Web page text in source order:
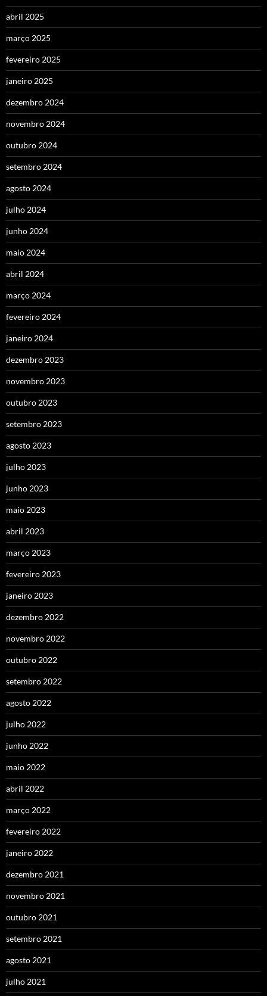
abril 2025
março 2025
fevereiro 2025
janeiro 2025
dezembro 2024
novembro 2024
outubro 2024
setembro 2024
agosto 2024
julho 2024
junho 2024
maio 2024
abril 2024
março 2024
fevereiro 2024
janeiro 2024
dezembro 2023
novembro 2023
outubro 2023
setembro 2023
agosto 2023
julho 2023
junho 2023
maio 2023
abril 2023
março 2023
fevereiro 2023
janeiro 2023
dezembro 2022
novembro 2022
outubro 2022
setembro 2022
agosto 2022
julho 2022
junho 2022
maio 2022
abril 2022
março 2022
fevereiro 2022
janeiro 2022
dezembro 2021
novembro 2021
outubro 2021
setembro 2021
agosto 2021
julho 2021